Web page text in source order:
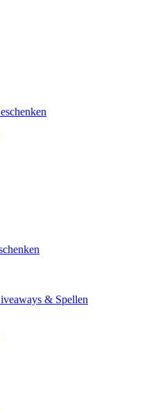
& Spellen